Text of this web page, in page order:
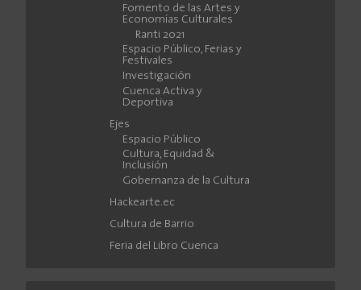
Fomento de las Artes y
Economías Culturales
Ranti 2021
Espacio Público, Ferias y
Festivales
Investigación
Cuenca Activa y
Deportiva
Ejes
Espacio Público
Cultura, Equidad &
Inclusión
Gobernanza de la Cultura
Hackearte.ec
Cultura de Barrio
Feria del Libro Cuenca